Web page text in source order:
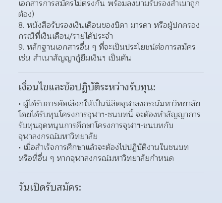
เอกสารการสมัครไม่ตรงกัน พร้อมลงนามรับรองสำเนาถูก
ต้อง)
8. หนังสือรับรองเงินเดือนของบิดา มารดา หรือผู้ปกครอง
กรณีที่เงินเดือน/รายได้ประจำ
9. หลักฐานเอกสารอื่น ๆ ที่จะเป็นประโยชน์ต่อการสมัคร
เช่น สำเนาสัญญากู้ยืมเงินฯ เป็นต้น
เงื่อนไขและข้อปฏิบัติระหว่างรับทุน:
ผู้ได้รับการคัดเลือกให้เป็นนิสิตจุฬาลงกรณ์มหาวิทยาลัย
โดยได้รับทุนโครงการจุฬาฯ-ชนบทนี้ จะต้องทำสัญญาการ
รับทุนอุดหนุนการศึกษาโครงการจุฬาฯ-ชนบทกับ
จุฬาลงกรณ์มหาวิทยาลัย
เมื่อสำเร็จการศึกษาแล้วจะต้องไปปฏิบัติงานในชนบท
หรือที่อื่น ๆ หากจุฬาลงกรณ์มหาวิทยาลัยกำหนด
วันเปิดรับสมัคร: